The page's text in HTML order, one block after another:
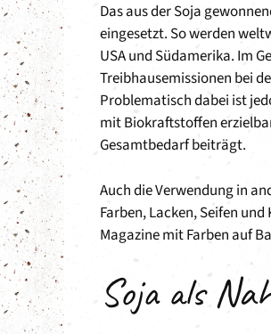
Das aus der Soja
eingesetzt. So werden
USA und Südamerika. Im
Treibhausemissionen bei
Problematisch dabei ist
mit Biokraftstoffen
Gesamtbedarf beiträgt.
Auch die Verwendung in
Farben, Lacken, Seifen
Magazine mit Farben auf
Soja als